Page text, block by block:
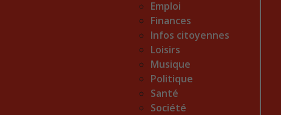
Emploi
Finances
Infos citoyennes
Loisirs
Musique
Politique
Santé
Société